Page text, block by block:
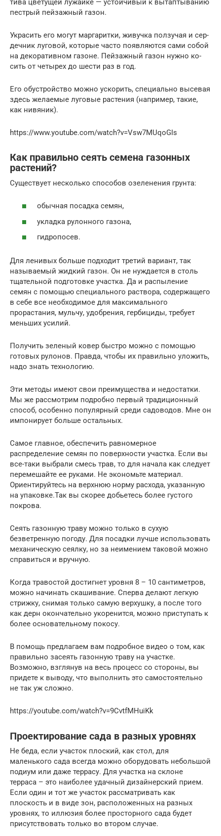
тива цве­тущей лу­жай­ке — ус­той­чи­вый к вы­тап­ты­ванию
пес­трый пей­заж­ный га­зон.
Ук­ра­сить его мо­гут мар­га­рит­ки, жи­вуч­ка пол­зу­чая и сер­
дечник лу­говой, ко­торые час­то по­яв­ля­ют­ся са­ми со­бой
на де­кора­тив­ном га­зоне. Пей­заж­ный га­зон нуж­но ко­
сить от че­тырех до шес­ти раз в год.
Его обус­трой­ство мож­но ус­ко­рить, спе­ци­аль­но вы­севая
здесь же­ла­емые лу­говые рас­те­ния (нап­ри­мер, та­кие,
как ни­вяник).
https://www.youtube.com/watch?v=Vsw7MUqoGIs
Как правильно сеять семена газонных
растений?
Существует несколько способов озеленения грунта:
обычная посадка семян,
укладка рулонного газона,
гидропосев.
Для ленивых больше подходит третий вариант, так
называемый жидкий газон. Он не нуждается в столь
тщательной подготовке участка. Да и распыление
семян с помощью специального раствора, содержащего
в себе все необходимое для максимального
прорастания, мульчу, удобрения, гербициды, требует
меньших усилий.
Получить зеленый ковер быстро можно с помощью
готовых рулонов. Правда, чтобы их правильно уложить,
надо знать технологию.
Эти методы имеют свои преимущества и недостатки.
Мы же рассмотрим подробно первый традиционный
способ, особенно популярный среди садоводов. Мне он
импонирует больше остальных.
Самое главное, обеспечить равномерное
распределение семян по поверхности участка. Если вы
все-таки выбрали смесь трав, то для начала как следует
перемешайте ее руками. Не экономьте материал.
Ориентируйтесь на верхнюю норму расхода, указанную
на упаковке.Так вы скорее добьетесь более густого
покрова.
Сеять газонную траву можно только в сухую
безветренную погоду. Для посадки лучше использовать
механическую сеялку, но за неимением таковой можно
справиться и вручную.
Когда травостой достигнет уровня 8 – 10 сантиметров,
можно начинать скашивание. Сперва делают легкую
стрижку, снимая только самую верхушку, а после того
как дерн окончательно укоренится, можно приступать к
более основательному покосу.
В помощь предлагаем вам подробное видео о том, как
правильно засеять газонную траву на участке.
Возможно, взглянув на весь процесс со стороны, вы
придете к выводу, что выполнить это самостоятельно
не так уж сложно.
https://youtube.com/watch?v=9CvtfMHuiKk
Проектирование сада в разных уровнях
Не беда, если участок плоский, как стол, для
маленького сада всегда можно оборудовать небольшой
подиум или даже террасу. Для участка на склоне
терраса – это наиболее удачный дизайнерский прием.
Если один и тот же участок рассматривать как
плоскость и в виде зон, расположенных на разных
уровнях, то иллюзия более просторного сада будет
присутствовать только во втором случае.